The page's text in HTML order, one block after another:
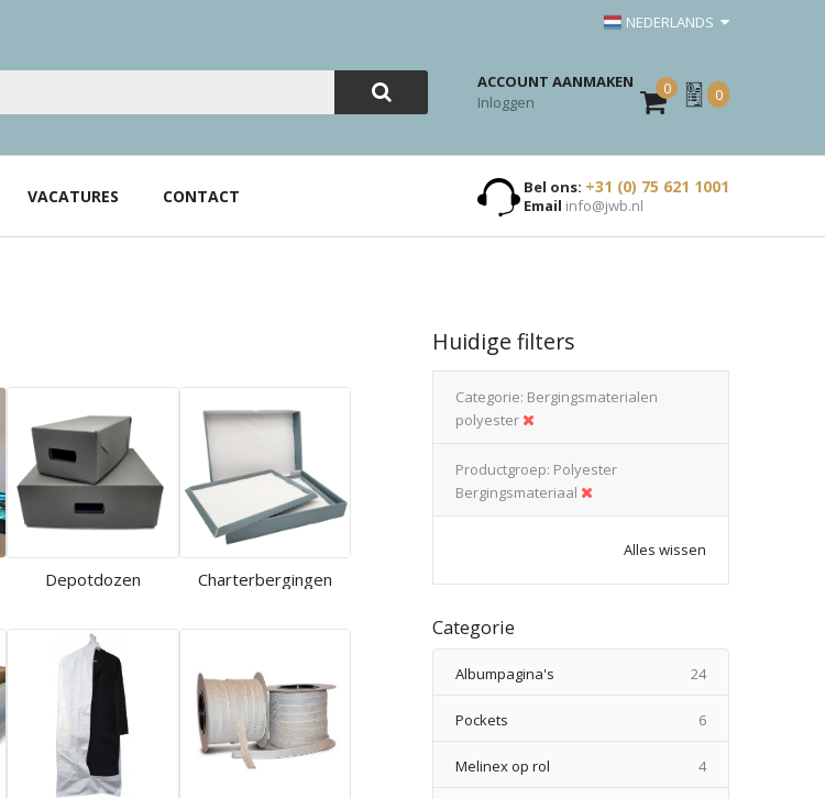
NEDERLANDS
ACCOUNT AANMAKEN
Inloggen
0
Mijn
Offerte
0
VACATURES CONTACT Bel ons: +31 (0) 75 621 1001
Email info@jwb.nl
Depotdozen Charterbergingen
Huidige filters
Categorie Bergingsmaterialen
polyester
Productgroep Polyester
Bergingsmateriaal
Alles wissen
Categorie
Albumpagina's 24producten
Pockets 6producten
Melinex op rol 4producten